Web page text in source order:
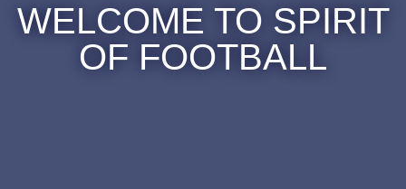
WELCOME TO SPIRIT
OF FOOTBALL